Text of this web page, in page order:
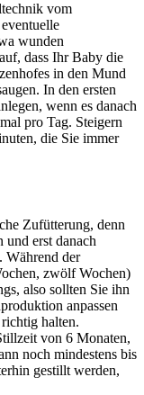
vom
wunden
dass Ihr Baby die
in den Mund
In den ersten
wenn es danach
pro Tag. Steigern
die Sie immer
Zufütterung, denn
erst danach
Während der
zwölf Wochen)
also sollten Sie ihn
anpassen
halten.
von 6 Monaten,
noch mindestens bis
gestillt werden,